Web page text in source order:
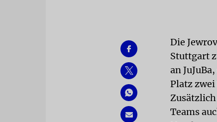
Die
Stuttgart
an
Platz
Teams